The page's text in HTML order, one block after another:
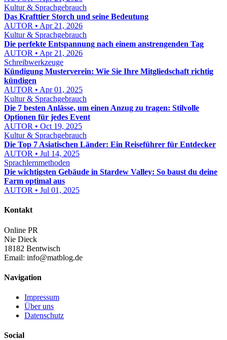
Kultur & Sprachgebrauch
Das Krafttier Storch und seine Bedeutung
AUTOR • Apr 21, 2026
Kultur & Sprachgebrauch
Die perfekte Entspannung nach einem anstrengenden Tag
AUTOR • Apr 21, 2026
Schreibwerkzeuge
Kündigung Musterverein: Wie Sie Ihre Mitgliedschaft richtig
kündigen
AUTOR • Apr 01, 2025
Kultur & Sprachgebrauch
Die 7 besten Anlässe, um einen Anzug zu tragen: Stilvolle
Optionen für jedes Event
AUTOR • Oct 19, 2025
Kultur & Sprachgebrauch
Die Top 7 Asiatischen Länder: Ein Reiseführer für Entdecker
AUTOR • Jul 14, 2025
Sprachlernmethoden
Die wichtigsten Gebäude in Stardew Valley: So baust du deine
Farm optimal aus
AUTOR • Jul 01, 2025
Kontakt
Online PR
Nie Dieck
18182 Bentwisch
Email: info@matblog.de
Navigation
Impressum
Über uns
Datenschutz
Social